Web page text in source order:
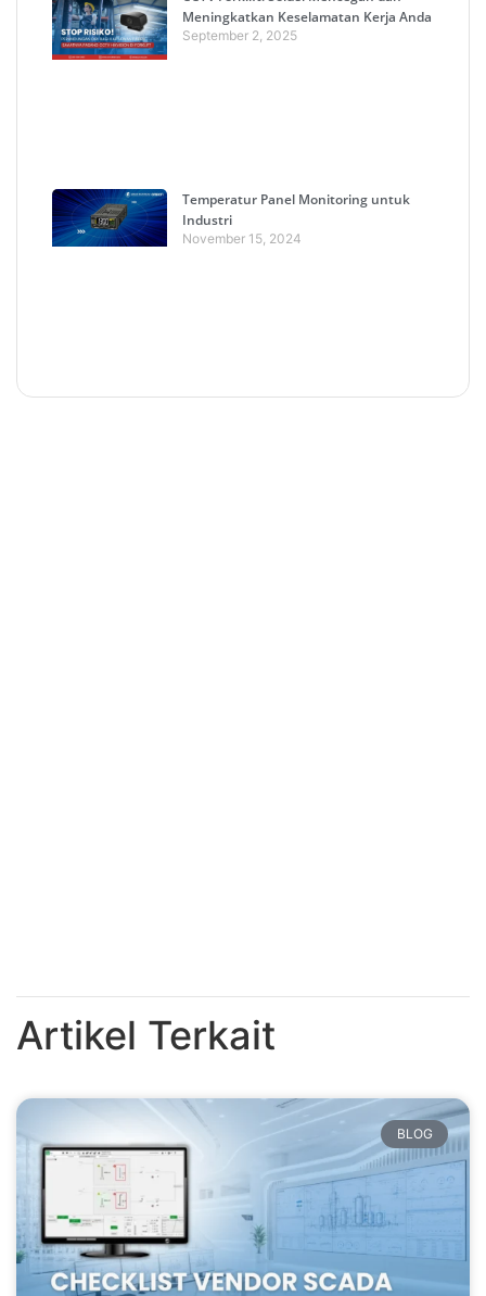
Meningkatkan Keselamatan Kerja Anda
September 2, 2025
Temperatur Panel Monitoring untuk
Industri
November 15, 2024
Artikel Terkait
BLOG